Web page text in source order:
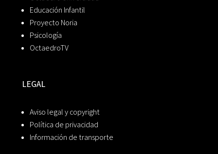
Educación Infantil
Proyecto Noria
Psicología
OctaedroTV
LEGAL
Aviso legal y copyright
Política de privacidad
Información de transporte